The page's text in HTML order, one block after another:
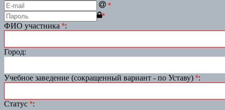
*
*
ФИО участника *:
Город:
Учебное заведение (сокращенный вариант - по Уставу) *:
Статус *: